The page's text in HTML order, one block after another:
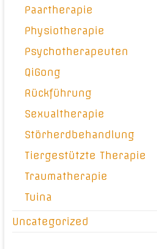
Paartherapie
Physiotherapie
Psychotherapeuten
QiGong
Rückführung
Sexualtherapie
Störherdbehandlung
Tiergestützte Therapie
Traumatherapie
Tuina
Uncategorized